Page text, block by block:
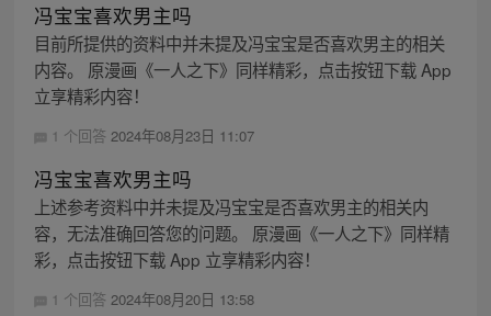
冯宝宝喜欢男主吗
目前所提供的资料中并未提及冯宝宝是否喜欢男主的相关
内容。 原漫画《一人之下》同样精彩，点击按钮下载 App
立享精彩内容！
1 个回答 2024年08月23日 11:07
冯宝宝喜欢男主吗
上述参考资料中并未提及冯宝宝是否喜欢男主的相关内
容，无法准确回答您的问题。 原漫画《一人之下》同样精
彩，点击按钮下载 App 立享精彩内容！
1 个回答 2024年08月20日 13:58